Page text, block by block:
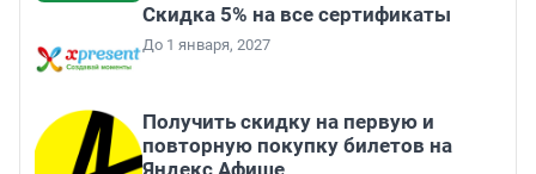
Скидка 5% на все сертификаты
До 1 января, 2027
Получить скидку на первую и
повторную покупку билетов на
Яндекс Афише